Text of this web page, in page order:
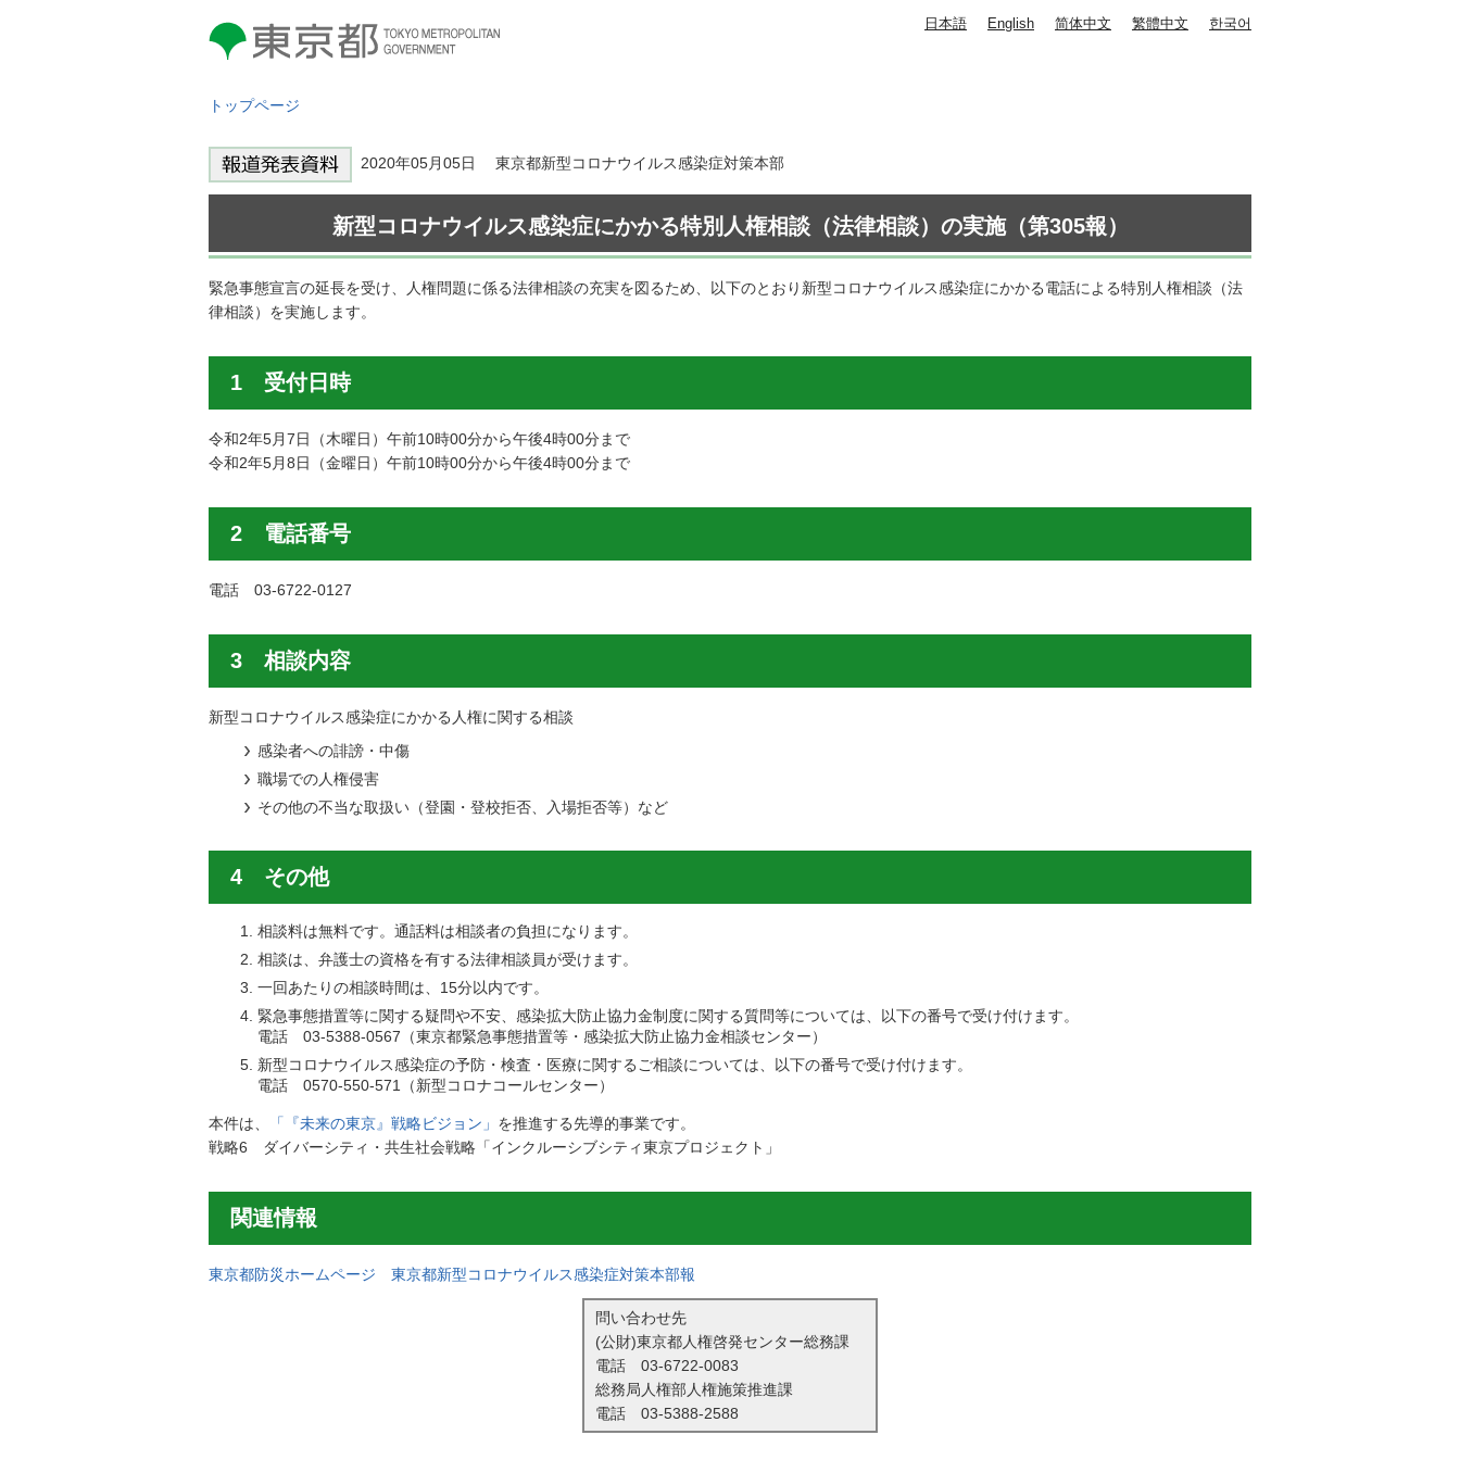
東京都 TOKYO METROPOLITAN
GOVERNMENT
日本語 English 简体中文 繁體中文 한국어
トップページ
2020年05月05日 東京都新型コロナウイルス感染症対策本部
新型コロナウイルス感染症にかかる特別人権相談（法律相談）の実施（第305報）
緊急事態宣言の延長を受け、人権問題に係る法律相談の充実を図るため、以下のとおり新型コロナウイルス感染症にかかる電話による特別人権相談（法
律相談）を実施します。
1 受付日時
令和2年5月7日（木曜日）午前10時00分から午後4時00分まで
令和2年5月8日（金曜日）午前10時00分から午後4時00分まで
2 電話番号
電話 03-6722-0127
3 相談内容
新型コロナウイルス感染症にかかる人権に関する相談
感染者への誹謗・中傷
職場での人権侵害
その他の不当な取扱い（登園・登校拒否、入場拒否等）など
4 その他
相談料は無料です。通話料は相談者の負担になります。
相談は、弁護士の資格を有する法律相談員が受けます。
一回あたりの相談時間は、15分以内です。
緊急事態措置等に関する疑問や不安、感染拡大防止協力金制度に関する質問等については、以下の番号で受け付けます。
電話 03-5388-0567 （東京都緊急事態措置等・感染拡大防止協力金相談センター）
新型コロナウイルス感染症の予防・検査・医療に関するご相談については、以下の番号で受け付けます。
電話 0570-550-571 （新型コロナコールセンター）
本件は、 「『未来の東京』戦略ビジョン」 を推進する先導的事業です。
戦略6 ダイバーシティ・共生社会戦略「インクルーシブシティ東京プロジェクト」
関連情報
東京都防災ホームページ 東京都新型コロナウイルス感染症対策本部報
問い合わせ先
(公財)東京都人権啓発センター総務課
電話 03-6722-0083
総務局人権部人権施策推進課
電話 03-5388-2588